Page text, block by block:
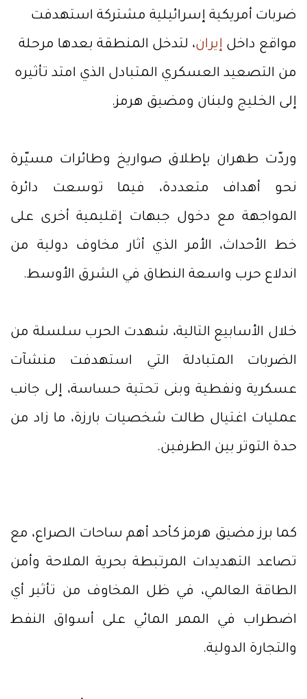
ضربات أمريكية إسرائيلية مشتركة استهدفت
مواقع داخل إيران، لتدخل المنطقة بعدها مرحلة
من التصعيد العسكري المتبادل الذي امتد تأثيره
إلى الخليج ولبنان ومضيق هرمز.
وردّت طهران بإطلاق صواريخ وطائرات مسيّرة
نحو أهداف متعددة، فيما توسعت دائرة
المواجهة مع دخول جبهات إقليمية أخرى على
خط الأحداث، الأمر الذي أثار مخاوف دولية من
اندلاع حرب واسعة النطاق في الشرق الأوسط.
خلال الأسابيع التالية، شهدت الحرب سلسلة من
الضربات المتبادلة التي استهدفت منشآت
عسكرية ونفطية وبنى تحتية حساسة، إلى جانب
عمليات اغتيال طالت شخصيات بارزة، ما زاد من
حدة التوتر بين الطرفين.
كما برز مضيق هرمز كأحد أهم ساحات الصراع، مع
تصاعد التهديدات المرتبطة بحرية الملاحة وأمن
الطاقة العالمي، في ظل المخاوف من تأثير أي
اضطراب في الممر المائي على أسواق النفط
والتجارة الدولية.